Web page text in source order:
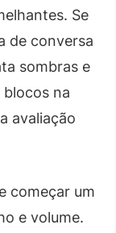
Se
de conversa
sombras e
na
avaliação
começar um
e volume.